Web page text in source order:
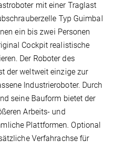
mit einer Traglast
Typ Guimbal
ein bis zwei Personen
Cockpit realistische
Der Roboter des
der weltweit einzige zur
Industrieroboter. Durch
seine Bauform bietet der
Arbeits- und
Plattformen. Optional
Verfahrachse für